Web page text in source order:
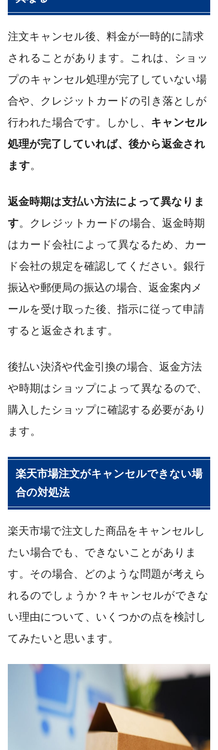
注文キャンセル後、料金が一時的に請求
されることがあります。これは、ショッ
プのキャンセル処理が完了していない場
合や、クレジットカードの引き落としが
行われた場合です。しかし、 キャンセル
処理が完了していれば、後から返金され
ます。
返金時期は支払い方法によって異なりま
す。クレジットカードの場合、返金時期
はカード会社によって異なるため、カー
ド会社の規定を確認してください。銀行
振込や郵便局の振込の場合、返金案内メ
ールを受け取った後、指示に従って申請
すると返金されます。
後払い決済や代金引換の場合、返金方法
や時期はショップによって異なるので、
購入したショップに確認する必要があり
ます。
楽天市場注文がキャンセルできない場
合の対処法
楽天市場で注文した商品をキャンセルし
たい場合でも、できないことがありま
す。その場合、どのような問題が考えら
れるのでしょうか？キャンセルができな
い理由について、いくつかの点を検討し
てみたいと思います。